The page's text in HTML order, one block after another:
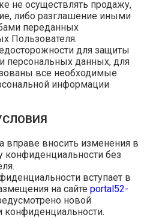
не осуществлять продажу,
либо разглашение иными
переданных
Пользователя.
для защиты
персональных данных, для
все необходимые
информации
вправе вносить изменения в
конфиденциальности без
вступает в
на сайте portal52-
новой